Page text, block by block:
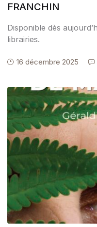
FRANCHIN
Disponible dès
librairies.
16 décembre 2025